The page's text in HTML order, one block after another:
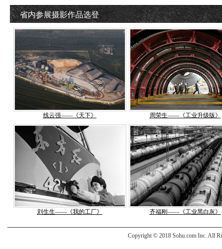
省内参展摄影作品选登
线云强——《天下》 周荣生——《工业升级版》
刘生生——《我的工厂》 齐福刚——《工业黑白灰》
Copyright © 2018 Sohu.com Inc. All